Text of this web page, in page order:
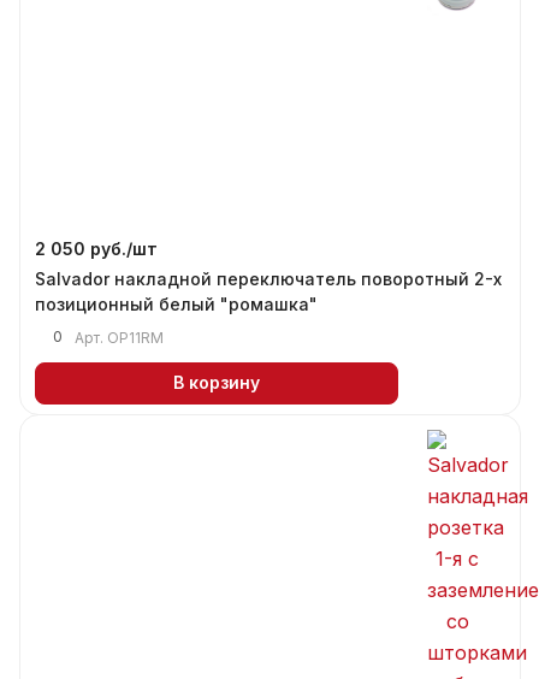
2 050 руб./шт
Salvador накладной переключатель поворотный 2-х
позиционный белый "ромашка"
0 Арт. OP11RM
В корзину